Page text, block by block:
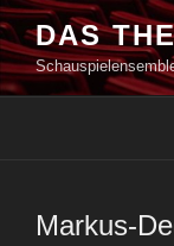
Zum
Inhalt
springen
DAS
Markus-